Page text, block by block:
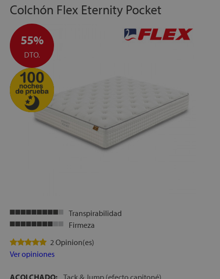
consistencia.
Colchón Flex Eternity Pocket
55%
DTO.
Transpirabilidad
Firmeza
2 Opinion(es)
Ver opiniones